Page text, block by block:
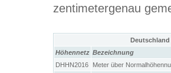
zentimetergenau
Höhennetz Bezeichnung
DHHN2016
Meter über